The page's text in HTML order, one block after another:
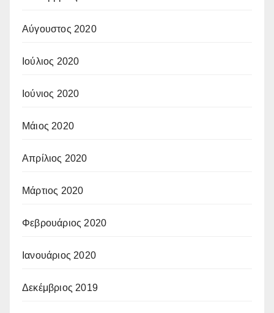
Αύγουστος 2020
Ιούλιος 2020
Ιούνιος 2020
Μάιος 2020
Απρίλιος 2020
Μάρτιος 2020
Φεβρουάριος 2020
Ιανουάριος 2020
Δεκέμβριος 2019